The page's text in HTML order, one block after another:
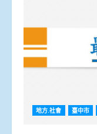
地方.社會 臺中市